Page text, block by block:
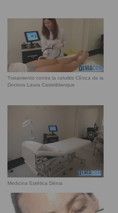
Tratamiento contra la celulitis Clínica de la
Doctora Laura Castelblanque
Medicina Estética Dénia